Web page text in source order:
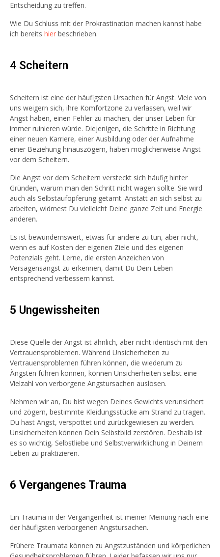
Entscheidung zu treffen.
Wie Du Schluss mit der Prokrastination machen kannst habe
ich bereits hier beschrieben.
4 Scheitern
Scheitern ist eine der häufigsten Ursachen für Angst. Viele von
uns weigern sich, ihre Komfortzone zu verlassen, weil wir
Angst haben, einen Fehler zu machen, der unser Leben für
immer ruinieren würde. Diejenigen, die Schritte in Richtung
einer neuen Karriere, einer Ausbildung oder der Aufnahme
einer Beziehung hinauszögern, haben möglicherweise Angst
vor dem Scheitern.
Die Angst vor dem Scheitern versteckt sich häufig hinter
Gründen, warum man den Schritt nicht wagen sollte. Sie wird
auch als Selbstaufopferung getarnt. Anstatt an sich selbst zu
arbeiten, widmest Du vielleicht Deine ganze Zeit und Energie
anderen.
Es ist bewundernswert, etwas für andere zu tun, aber nicht,
wenn es auf Kosten der eigenen Ziele und des eigenen
Potenzials geht. Lerne, die ersten Anzeichen von
Versagensangst zu erkennen, damit Du Dein Leben
entsprechend verbessern kannst.
5 Ungewissheiten
Diese Quelle der Angst ist ähnlich, aber nicht identisch mit den
Vertrauensproblemen. Während Unsicherheiten zu
Vertrauensproblemen führen können, die wiederum zu
Ängsten führen können, können Unsicherheiten selbst eine
Vielzahl von verborgene Angstursachen auslösen.
Nehmen wir an, Du bist wegen Deines Gewichts verunsichert
und zögern, bestimmte Kleidungsstücke am Strand zu tragen.
Du hast Angst, verspottet und zurückgewiesen zu werden.
Unsicherheiten können Dein Selbstbild zerstören. Deshalb ist
es so wichtig, Selbstliebe und Selbstverwirklichung in Deinem
Leben zu praktizieren.
6 Vergangenes Trauma
Ein Trauma in der Vergangenheit ist meiner Meinung nach eine
der häufigsten verborgenen Angstursachen.
Frühere Traumata können zu Angstzuständen und körperlichen